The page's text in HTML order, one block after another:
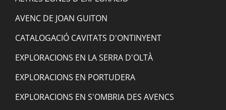
AVENC DE JOAN GUITON
CATALOGACIÓ CAVITATS D'ONTINYENT
EXPLORACIONS EN LA SERRA D'OLTÀ
EXPLORACIONS EN PORTUDERA
EXPLORACIONS EN S'OMBRIA DES AVENCS